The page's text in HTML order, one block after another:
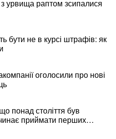
урвища раптом зсипалися
бути не в курсі штрафів: як
оголосили про нові
понад століття був
приймати перших